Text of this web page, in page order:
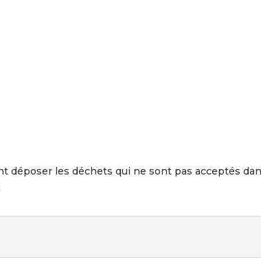
déposer les déchets qui ne sont pas acceptés